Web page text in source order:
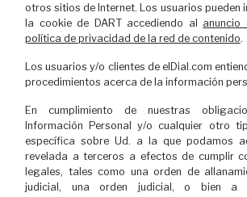
otros sitios de Internet. Los usuarios pueden
la cookie de DART accediendo al
política de privacidad de la red de contenido.
Los usuarios y/o clientes de elDial.com
procedimientos acerca de la información
En cumplimiento de nuestras
Información Personal y/o cualquier otro
específica sobre Ud. a la que podamos
revelada a terceros a efectos de cumplir
legales, tales como una orden de
judicial, una orden judicial, o bien a